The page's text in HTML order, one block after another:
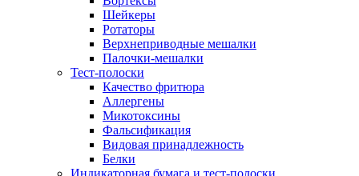
Шейкеры
Ротаторы
Верхнеприводные мешалки
Палочки-мешалки
Тест-полоски
Качество фритюра
Аллергены
Микотоксины
Фальсификация
Видовая принадлежность
Белки
Индикаторная бумага и тест-полоски